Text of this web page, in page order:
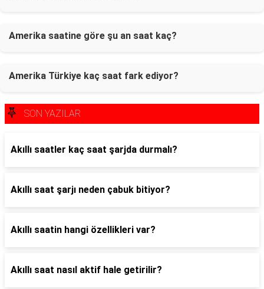
Amerika saatine göre şu an saat kaç?
Amerika Türkiye kaç saat fark ediyor?
SON YAZILAR
Akıllı saatler kaç saat şarjda durmalı?
Akıllı saat şarjı neden çabuk bitiyor?
Akıllı saatin hangi özellikleri var?
Akıllı saat nasıl aktif hale getirilir?